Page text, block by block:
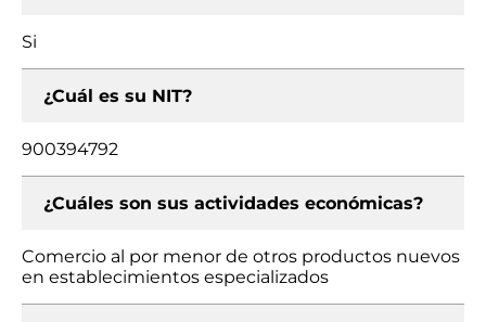
Si
¿Cuál es su NIT?
900394792
¿Cuáles son sus actividades económicas?
Comercio al por menor de otros productos nuevos
en establecimientos especializados